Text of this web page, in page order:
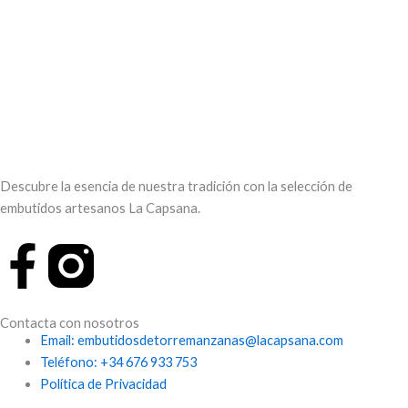
Descubre la esencia de nuestra tradición con la selección de
embutidos artesanos La Capsana.
F
a
c
Contacta con nosotros
Email: embutidosdetorremanzanas@lacapsana.com
Teléfono: +34 676 933 753
Política de Privacidad